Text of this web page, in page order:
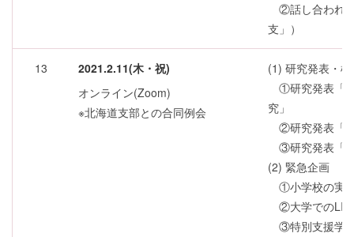
②話し合われ
支」）
13
2021.2.11(木・祝)
オンライン(Zoom)
※北海道支部との合同例会
(1) 研究発表・
①研究発表「
究」
②研究発表「
③研究発表「
(2) 緊急企画 コ
①小学校の実
②大学での
③特別支援学